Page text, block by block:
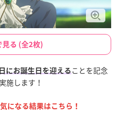
見る (全2枚)
にお誕生日を迎える ことを記念
施します！
になる結果はこちら！